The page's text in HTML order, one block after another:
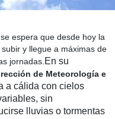
espera que desde hoy la
y llegue a máximas de
jornadas. En su
de Meteorología e
a cálida con cielos
sin
lluvias o tormentas